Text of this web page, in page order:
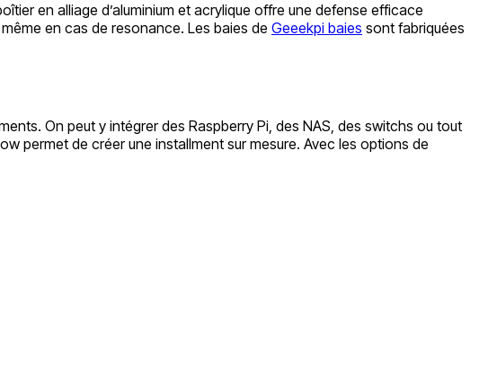
en alliage d’aluminium et acrylique offre une defense efficace
en cas de resonance. Les baies de Geeekpi baies sont fabriquées
On peut y intégrer des Raspberry Pi, des NAS, des switchs ou tout
permet de créer une installment sur mesure. Avec les options de